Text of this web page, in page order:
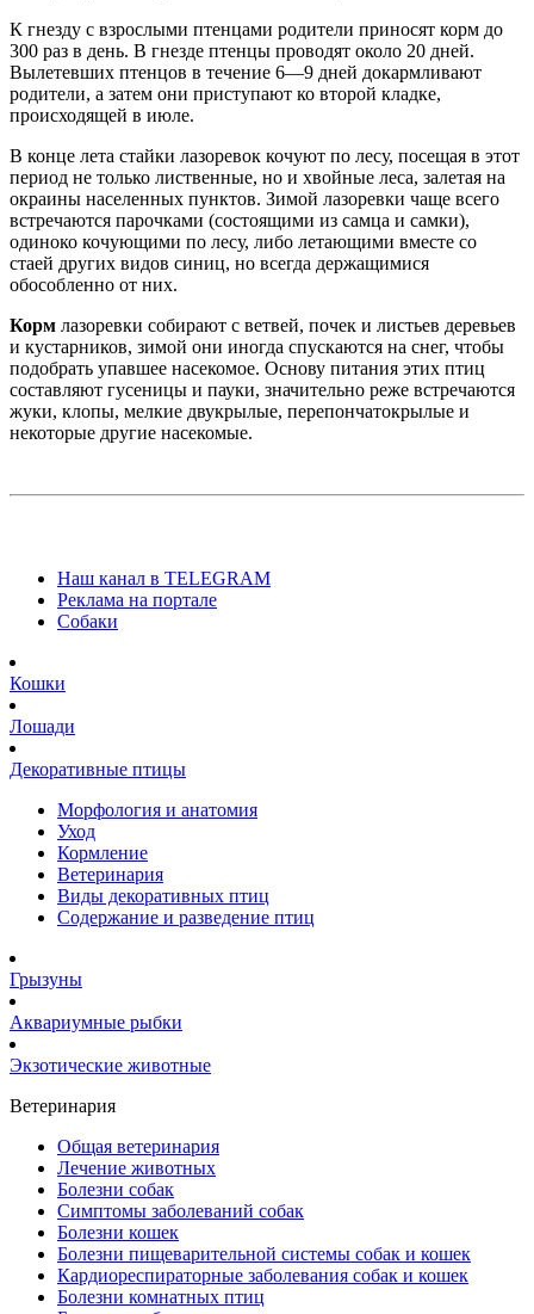
К гнезду с взрослыми птенцами родители приносят корм до
300 раз в день. В гнезде птенцы проводят около 20 дней.
Вылетевших птенцов в течение 6—9 дней докармливают
родители, а затем они приступают ко второй кладке,
происходящей в июле.
В конце лета стайки лазоревок кочуют по лесу, посещая в этот
период не только лиственные, но и хвойные леса, залетая на
окраины населенных пунктов. Зимой лазоревки чаще всего
встречаются парочками (состоящими из самца и самки),
одиноко кочующими по лесу, либо летающими вместе со
стаей других видов синиц, но всегда держащимися
обособленно от них.
Корм лазоревки собирают с ветвей, почек и листьев деревьев
и кустарников, зимой они иногда спускаются на снег, чтобы
подобрать упавшее насекомое. Основу питания этих птиц
составляют гусеницы и пауки, значительно реже встречаются
жуки, клопы, мелкие двукрылые, перепончатокрылые и
некоторые другие насекомые.
Наш канал в TELEGRAM
Реклама на портале
Собаки
Кошки
Лошади
Декоративные птицы
Морфология и анатомия
Уход
Кормление
Ветеринария
Виды декоративных птиц
Содержание и разведение птиц
Грызуны
Аквариумные рыбки
Экзотические животные
Ветеринария
Общая ветеринария
Лечение животных
Болезни собак
Симптомы заболеваний собак
Болезни кошек
Болезни пищеварительной системы собак и кошек
Кардиореспираторные заболевания собак и кошек
Болезни комнатных птиц